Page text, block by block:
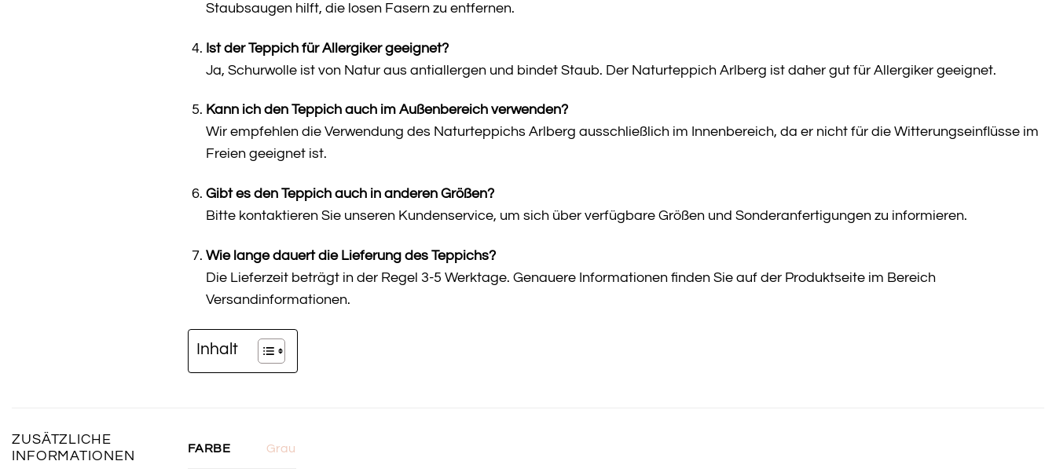
Staubsaugen hilft, die losen Fasern zu entfernen.
Ist der Teppich für Allergiker geeignet?
Ja, Schurwolle ist von Natur aus antiallergen und bindet Staub. Der Naturteppich Arlberg ist daher gut für Allergiker geeignet.
Kann ich den Teppich auch im Außenbereich verwenden?
Wir empfehlen die Verwendung des Naturteppichs Arlberg ausschließlich im Innenbereich, da er nicht für die Witterungseinflüsse im
Freien geeignet ist.
Gibt es den Teppich auch in anderen Größen?
Bitte kontaktieren Sie unseren Kundenservice, um sich über verfügbare Größen und Sonderanfertigungen zu informieren.
Wie lange dauert die Lieferung des Teppichs?
Die Lieferzeit beträgt in der Regel 3-5 Werktage. Genauere Informationen finden Sie auf der Produktseite im Bereich
Versandinformationen.
Inhalt
ZUSÄTZLICHE
INFORMATIONEN
FARBE Grau